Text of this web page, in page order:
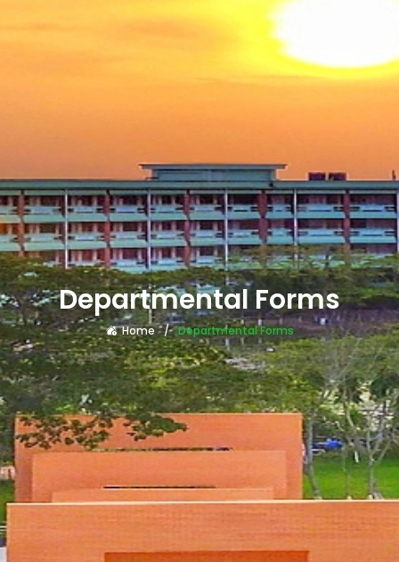
Departmental Forms
Home Departmental Forms